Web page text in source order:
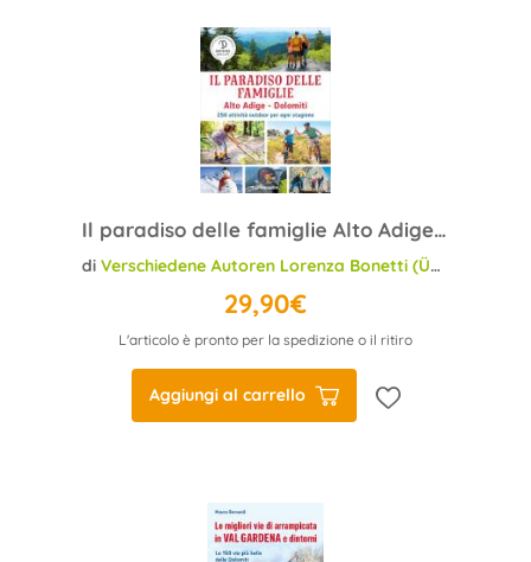
Il paradiso delle famiglie Alto Adige - Dolomiti
di Verschiedene Autoren Lorenza Bonetti (Übers.)
29,90€
L'articolo è pronto per la spedizione o il ritiro
Aggiungi al carrello